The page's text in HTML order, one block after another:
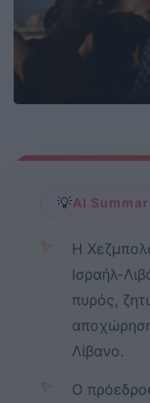
💡AI
✨
Η
Ισραήλ-
πυρός,
Λίβανο.
✨
Ο